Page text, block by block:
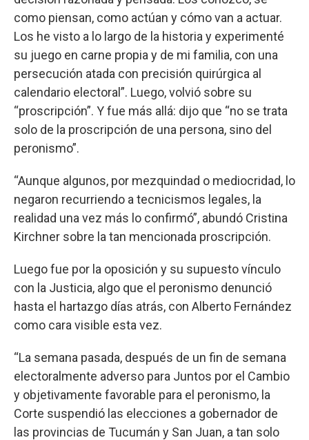
como piensan, como actúan y cómo van a actuar.
Los he visto a lo largo de la historia y experimenté
su juego en carne propia y de mi familia, con una
persecución atada con precisión quirúrgica al
calendario electoral”. Luego, volvió sobre su
“proscripción”. Y fue más allá: dijo que “no se trata
solo de la proscripción de una persona, sino del
peronismo”.
“Aunque algunos, por mezquindad o mediocridad, lo
negaron recurriendo a tecnicismos legales, la
realidad una vez más lo confirmó”, abundó Cristina
Kirchner sobre la tan mencionada proscripción.
Luego fue por la oposición y su supuesto vínculo
con la Justicia, algo que el peronismo denunció
hasta el hartazgo días atrás, con Alberto Fernández
como cara visible esta vez.
“La semana pasada, después de un fin de semana
electoralmente adverso para Juntos por el Cambio
y objetivamente favorable para el peronismo, la
Corte suspendió las elecciones a gobernador de
las provincias de Tucumán y San Juan, a tan solo